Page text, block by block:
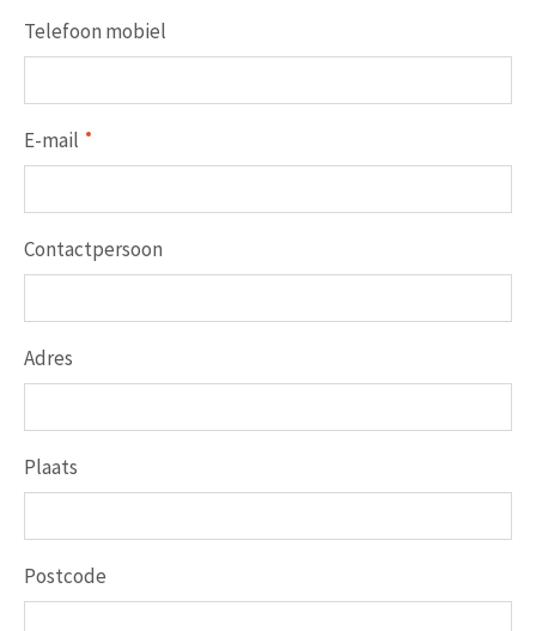
Telefoon mobiel
E-mail
Contactpersoon
Adres
Plaats
Postcode